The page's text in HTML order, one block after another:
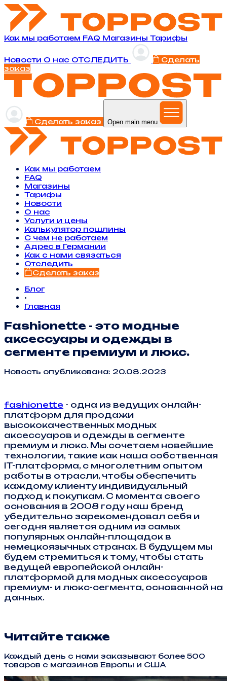
Как мы работаем FAQ Магазины Тарифы
Новости O нас ОТСЛЕДИТЬ
Сделать
заказ
Сделать заказ Open main menu
Как мы работаем
FAQ
Магазины
Тарифы
Новости
O нас
Услуги и цены
Калькулятор пошлины
С чем не работаем
Адрес в Германии
Как с нами связаться
Отследить
Сделать заказ
Блог
•
Главная
Fashionette - это модные
аксессуары и одежды в
сегменте премиум и люкс.
Новость опубликована: 20.08.2023
fashionette - одна из ведущих онлайн-
платформ для продажи
высококачественных модных
аксессуаров и одежды в сегменте
премиум и люкс. Мы сочетаем новейшие
технологии, такие как наша собственная
IT-платформа, с многолетним опытом
работы в отрасли, чтобы обеспечить
каждому клиенту индивидуальный
подход к покупкам. С момента своего
основания в 2008 году наш бренд
убедительно зарекомендовал себя и
сегодня является одним из самых
популярных онлайн-площадок в
немецкоязычных странах. В будущем мы
будем стремиться к тому, чтобы стать
ведущей европейской онлайн-
платформой для модных аксессуаров
премиум- и люкс-сегмента, основанной на
данных.
Читайте также
Каждый день с нами заказывают более 500
товаров с магазинов Европы и США